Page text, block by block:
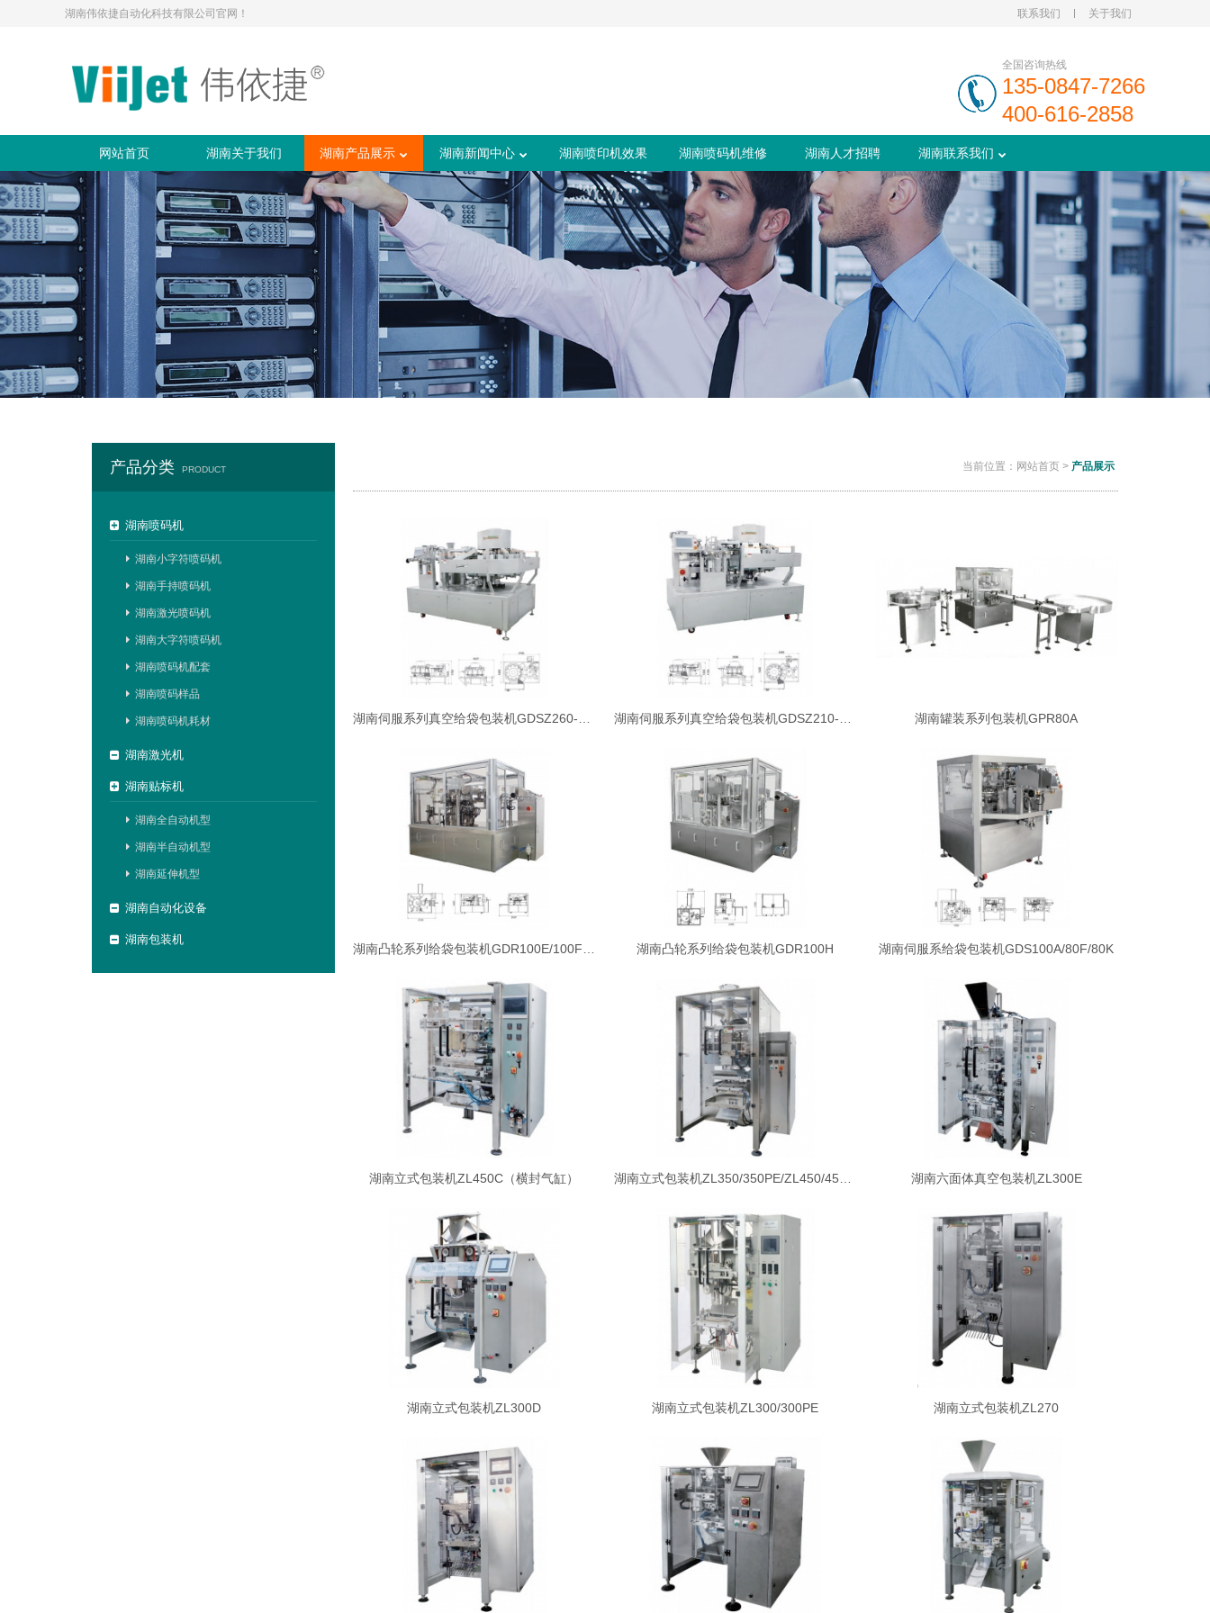
联系我们 关于我们
湖南伟依捷自动化科技有限公司官网！
全国咨询热线
135-0847-7266
400-616-2858
网站首页 湖南关于我们 湖南产品展示 湖南新闻中心 湖南喷印机效果 湖南喷码机维修 湖南人才招聘 湖南联系我们
产品分类 PRODUCT
湖南喷码机
湖南小字符喷码机
湖南手持喷码机
湖南激光喷码机
湖南大字符喷码机
湖南喷码机配套
湖南喷码样品
湖南喷码机耗材
湖南激光机
湖南贴标机
湖南全自动机型
湖南半自动机型
湖南延伸机型
湖南自动化设备
湖南包装机
当前位置： 网站首页 > 产品展示
湖南伺服系列真空给袋包装机GDSZ260-0810 湖南伺服系列真空给袋包装机GDSZ210-0810 湖南罐装系列包装机GPR80A
湖南凸轮系列给袋包装机GDR100H 湖南伺服系给袋包装机GDS100A/80F/80K
湖南立式包装机ZL450C（横封气缸） 湖南六面体真空包装机ZL300E
湖南立式包装机ZL300D 湖南立式包装机ZL300/300PE 湖南立式包装机ZL270